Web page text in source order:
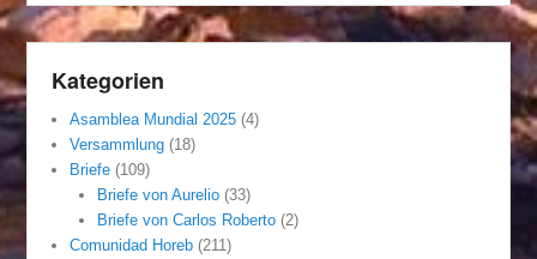
Kategorien
Asamblea Mundial 2025 (4)
Versammlung (18)
Briefe (109)
Briefe von Aurelio(33)
Briefe von Carlos Roberto(2)
Comunidad Horeb (211)